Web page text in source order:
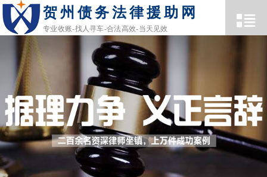
贺州债务法律援助网
专业收账-找人寻车-合法高效-当天见效